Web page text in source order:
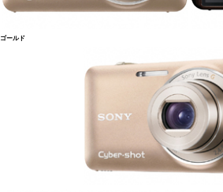
ゴールド